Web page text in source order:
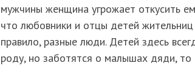
мужчины женщина угрожает откусить
что любовники и отцы детей жительниц
правило, разные люди. Детей здесь
роду, но заботятся о малышах дяди, то